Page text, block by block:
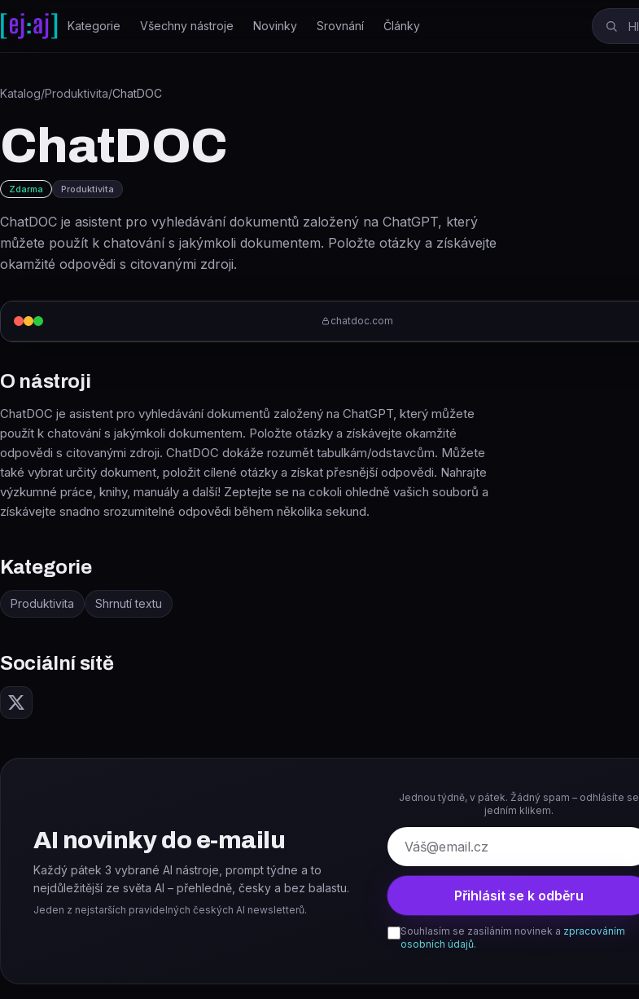
Přeskočit na obsah
Kategorie Všechny nástroje Novinky Srovnání Články
Katalog/Produktivita/ChatDOC
ChatDOC
Zdarma Produktivita
ChatDOC je asistent pro vyhledávání dokumentů založený na ChatGPT, který
můžete použít k chatování s jakýmkoli dokumentem. Položte otázky a získávejte
okamžité odpovědi s citovanými zdroji.
chatdoc.com
O nástroji
ChatDOC je asistent pro vyhledávání dokumentů založený na ChatGPT, který můžete
použít k chatování s jakýmkoli dokumentem. Položte otázky a získávejte okamžité
odpovědi s citovanými zdroji. ChatDOC dokáže rozumět tabulkám/odstavcům. Můžete
také vybrat určitý dokument, položit cílené otázky a získat přesnější odpovědi. Nahrajte
výzkumné práce, knihy, manuály a další! Zeptejte se na cokoli ohledně vašich souborů a
získávejte snadno srozumitelné odpovědi během několika sekund.
Kategorie
Produktivita Shrnutí textu
Sociální sítě
AI novinky do e-mailu
Každý pátek 3 vybrané AI nástroje, prompt týdne a to
nejdůležitější ze světa AI – přehledně, česky a bez balastu.
Jeden z nejstarších pravidelných českých AI newsletterů.
Jednou týdně, v pátek. Žádný spam – odhlásíte se
jedním klikem.
E-mail
Přihlásit se k odběru
Souhlasím se zasíláním novinek a zpracováním
osobních údajů.